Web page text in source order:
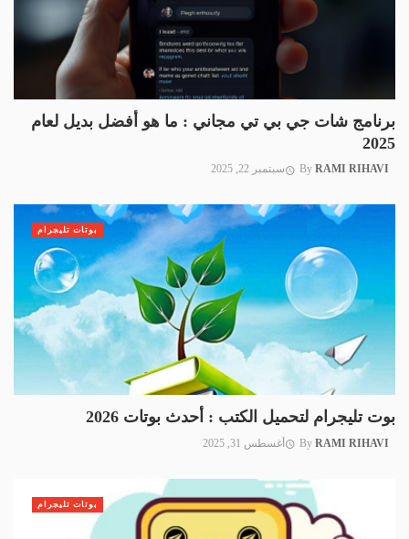
برنامج شات جي بي تي مجاني : ما هو أفضل بديل لعام
2025
By RAMI RIHAVI سبتمبر 22, 2025
بوت تليجرام لتحميل الكتب : أحدث بوتات 2026
By RAMI RIHAVI أغسطس 31, 2025
بوتات تليجرام
بوتات تليجرام